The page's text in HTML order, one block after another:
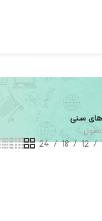
سنی
12
18
24